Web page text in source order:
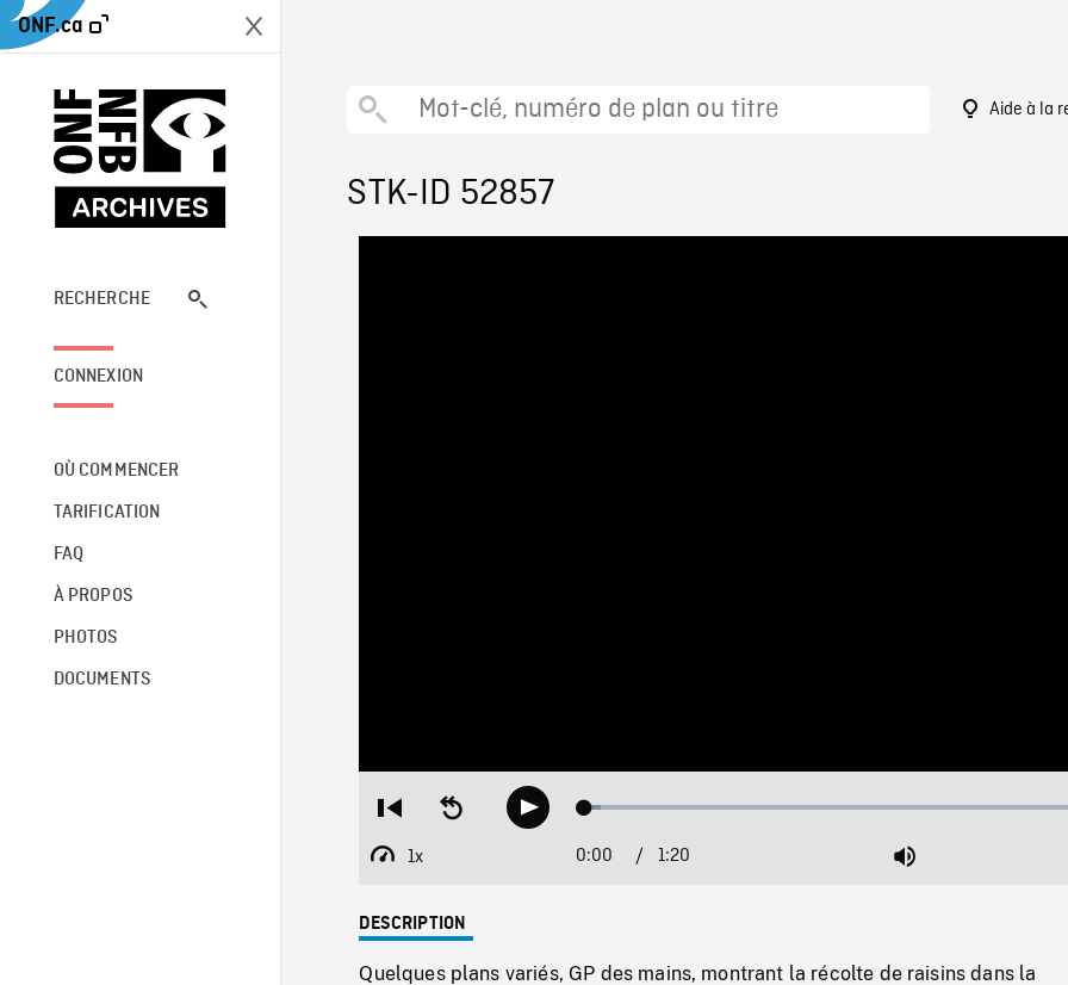
ONF.ca
RECHERCHE
CONNEXION
OÙ COMMENCER
TARIFICATION
FAQ
À PROPOS
PHOTOS
DOCUMENTS
Aide à la
STK-ID 52857
Restart
beginning
Seek
backwardPlay Loaded:
1x
Playback
Current
0:00 / 1:20 Mute
DESCRIPTION
Quelques plans variés, GP des mains, montrant la récolte de raisins dans la